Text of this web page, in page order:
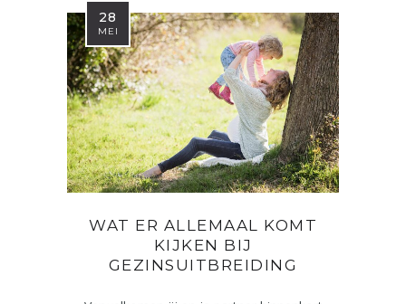
28
MEI
WAT ER ALLEMAAL KOMT
KIJKEN BIJ
GEZINSUITBREIDING